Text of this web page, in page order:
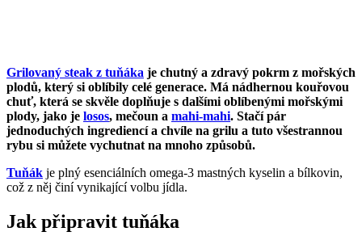
Grilovaný steak z tuňáka je chutný a zdravý pokrm z mořských
plodů, který si oblíbily celé generace. Má nádhernou kouřovou
chuť, která se skvěle doplňuje s dalšími oblíbenými mořskými
plody, jako je losos, mečoun a mahi-mahi. Stačí pár
jednoduchých ingrediencí a chvíle na grilu a tuto všestrannou
rybu si můžete vychutnat na mnoho způsobů.
Tuňák je plný esenciálních omega-3 mastných kyselin a bílkovin,
což z něj činí vynikající volbu jídla.
Jak připravit tuňáka